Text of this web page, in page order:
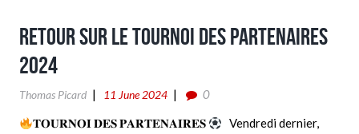
RETOUR SUR LE TOURNOI DES PARTENAIRES
2024
Thomas Picard 11 June 2024
0
𝐓𝐎𝐔𝐑𝐍𝐎𝐈 𝐃𝐄𝐒 𝐏𝐀𝐑𝐓𝐄𝐍𝐀𝐈𝐑𝐄𝐒
Vendredi dernier,